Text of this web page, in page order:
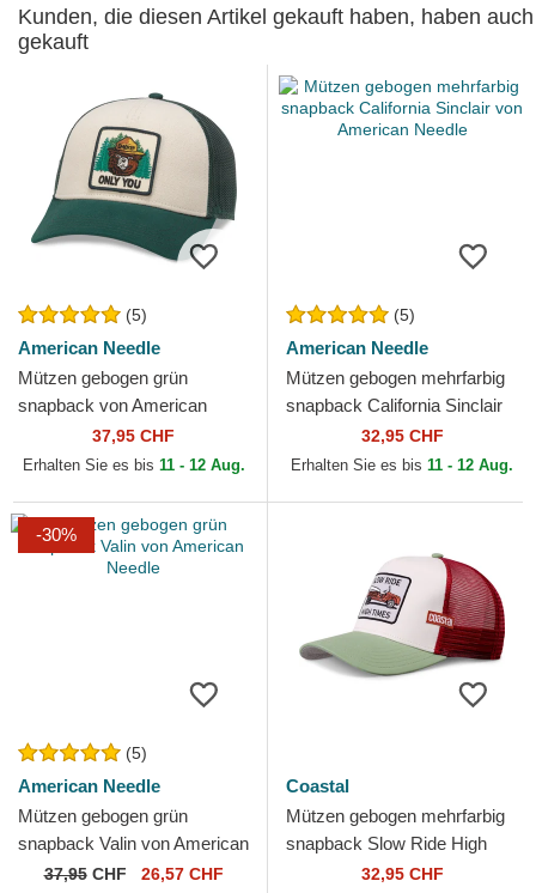
Kunden, die diesen Artikel gekauft haben, haben auch
gekauft
(5)
American Needle
Mützen gebogen grün
snapback von American
37,95 CHF
Erhalten Sie es bis 11 - 12 Aug.
(5)
American Needle
Mützen gebogen mehrfarbig
snapback California Sinclair
von American Needle
32,95 CHF
Erhalten Sie es bis 11 - 12 Aug.
-30%
(5)
American Needle
Mützen gebogen grün
snapback Valin von American
Needle
37,95CHF 26,57 CHF
Coastal
Mützen gebogen mehrfarbig
snapback Slow Ride High
Times HFT von Coastal
32,95 CHF